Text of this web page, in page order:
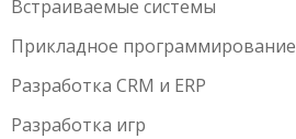
Встраиваемые системы
Прикладное программирование
Разработка CRM и ERP
Разработка игр